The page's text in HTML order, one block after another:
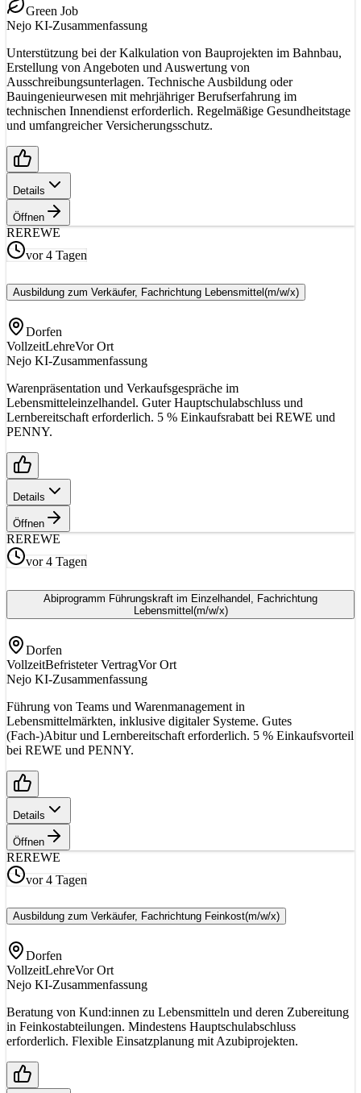
Green Job
Nejo KI-Zusammenfassung
Unterstützung bei der Kalkulation von Bauprojekten im Bahnbau,
Erstellung von Angeboten und Auswertung von
Ausschreibungsunterlagen. Technische Ausbildung oder
Bauingenieurwesen mit mehrjähriger Berufserfahrung im
technischen Innendienst erforderlich. Regelmäßige Gesundheitstage
und umfangreicher Versicherungsschutz.
Details
Öffnen
REREWE
vor 4 Tagen
Ausbildung zum Verkäufer, Fachrichtung Lebensmittel (m/w/x)
Dorfen
VollzeitLehreVor Ort
Nejo KI-Zusammenfassung
Warenpräsentation und Verkaufsgespräche im
Lebensmitteleinzelhandel. Guter Hauptschulabschluss und
Lernbereitschaft erforderlich. 5 % Einkaufsrabatt bei REWE und
PENNY.
Details
Öffnen
REREWE
vor 4 Tagen
Abiprogramm Führungskraft im Einzelhandel, Fachrichtung
Lebensmittel(m/w/x)
Dorfen
VollzeitBefristeter VertragVor Ort
Nejo KI-Zusammenfassung
Führung von Teams und Warenmanagement in
Lebensmittelmärkten, inklusive digitaler Systeme. Gutes
(Fach-)Abitur und Lernbereitschaft erforderlich. 5 % Einkaufsvorteil
bei REWE und PENNY.
Details
Öffnen
REREWE
vor 4 Tagen
Ausbildung zum Verkäufer, Fachrichtung Feinkost(m/w/x)
Dorfen
VollzeitLehreVor Ort
Nejo KI-Zusammenfassung
Beratung von Kund:innen zu Lebensmitteln und deren Zubereitung
in Feinkostabteilungen. Mindestens Hauptschulabschluss
erforderlich. Flexible Einsatzplanung mit Azubiprojekten.